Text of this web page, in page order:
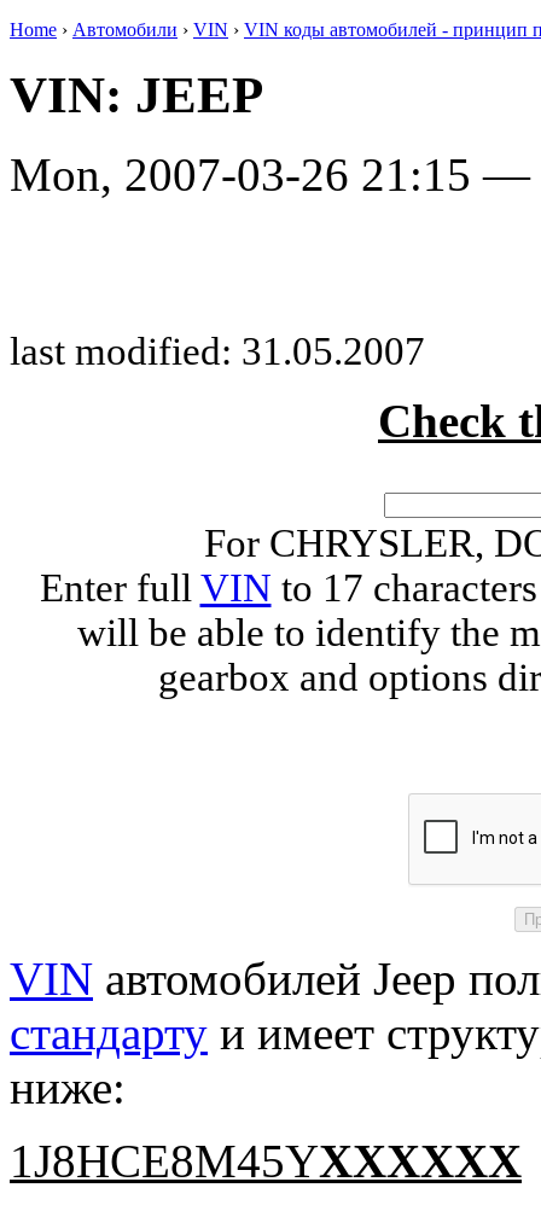
Home › Автомобили › VIN › VIN коды автомобилей - принцип
VIN: JEEP
Mon, 2007-03-26 21:15 —
last modified: 31.05.2007
Check
For CHRYSLER,
Enter fullVIN to 17
will be able to identify the
gearbox and options
VIN автомобилей Jeep
стандарту и имеет
ниже:
1J8HCE8M45YXXXXXX